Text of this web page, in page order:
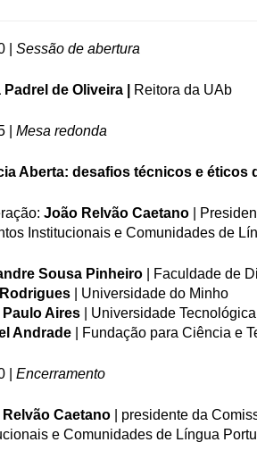
| Sessão de abertura
Padrel de Oliveira | Reitora da UAb
| Mesa redonda
Aberta: desafios técnicos e éticos
João Relvão Caetano |
Institucionais e Comunidades de
Sousa Pinheiro | Faculdade de
| Universidade do Minho
Aires | Universidade
Andrade | Fundação para Ciência e
| Encerramento
Caetano | presidente da
e Comunidades de Língua